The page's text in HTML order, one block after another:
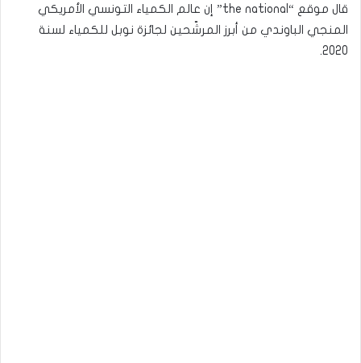
قال موقع “the national” إن عالم الكمياء التونسي الأمريكي
المنجي الباوندي من أبرز المرشّحين لجائزة نوبل للكمياء لسنة
2020.